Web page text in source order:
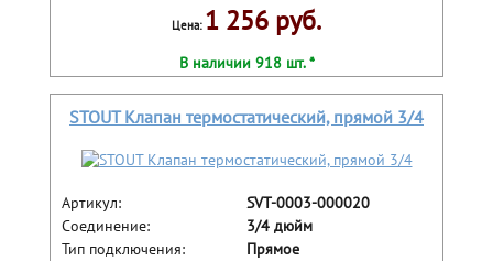
Цена: 1 256 руб.
В наличии 918 шт. *
STOUT Клапан термостатический, прямой 3/4
Артикул:
SVT-0003-000020
Соединение:
3/4 дюйм
Тип подключения:
Прямое